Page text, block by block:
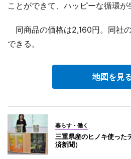
ことができて、ハッピーな循環が
同商品の価格は2,160円。同社
できる。
地図を見
暮らす・働く
三重県産のヒノキ使った
済新聞）